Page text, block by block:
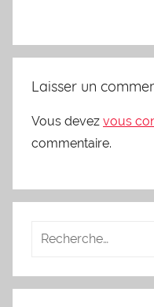
Laisser un
Vous devez vous
commentaire.